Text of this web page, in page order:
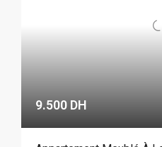
9.500 DH